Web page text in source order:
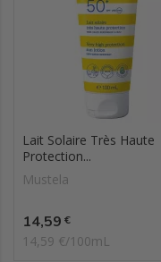
Lait Solaire Très Haute
Protection...
Mustela
Prix
14,59 €
14,59 €/100mL